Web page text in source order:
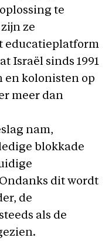
te
ze
educatieplatform
Israël sinds 1991
en kolonisten op
meer dan
nam,
blokkade
dit wordt
de
als de